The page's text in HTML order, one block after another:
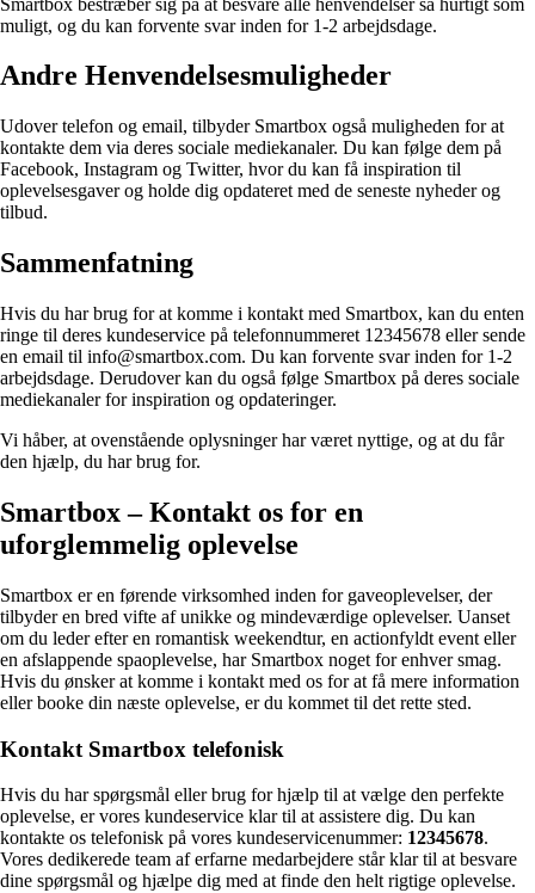
muligt, og du kan forvente svar inden for 1-2 arbejdsdage.
Andre Henvendelsesmuligheder
Udover telefon og email, tilbyder Smartbox også muligheden for at
kontakte dem via deres sociale mediekanaler. Du kan følge dem på
Facebook, Instagram og Twitter, hvor du kan få inspiration til
oplevelsesgaver og holde dig opdateret med de seneste nyheder og
tilbud.
Sammenfatning
Hvis du har brug for at komme i kontakt med Smartbox, kan du enten
ringe til deres kundeservice på telefonnummeret 12345678 eller sende
en email til info@smartbox.com. Du kan forvente svar inden for 1-2
arbejdsdage. Derudover kan du også følge Smartbox på deres sociale
mediekanaler for inspiration og opdateringer.
Vi håber, at ovenstående oplysninger har været nyttige, og at du får
den hjælp, du har brug for.
Smartbox – Kontakt os for en
uforglemmelig oplevelse
Smartbox er en førende virksomhed inden for gaveoplevelser, der
tilbyder en bred vifte af unikke og mindeværdige oplevelser. Uanset
om du leder efter en romantisk weekendtur, en actionfyldt event eller
en afslappende spaoplevelse, har Smartbox noget for enhver smag.
Hvis du ønsker at komme i kontakt med os for at få mere information
eller booke din næste oplevelse, er du kommet til det rette sted.
Kontakt Smartbox telefonisk
Hvis du har spørgsmål eller brug for hjælp til at vælge den perfekte
oplevelse, er vores kundeservice klar til at assistere dig. Du kan
kontakte os telefonisk på vores kundeservicenummer: 12345678.
Vores dedikerede team af erfarne medarbejdere står klar til at besvare
dine spørgsmål og hjælpe dig med at finde den helt rigtige oplevelse.